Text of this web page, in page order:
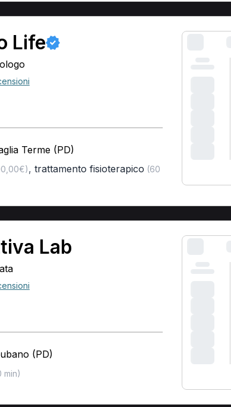
Life
Terme (PD)
, trattamento fisioterapico (60
Lab
(PD)
min)